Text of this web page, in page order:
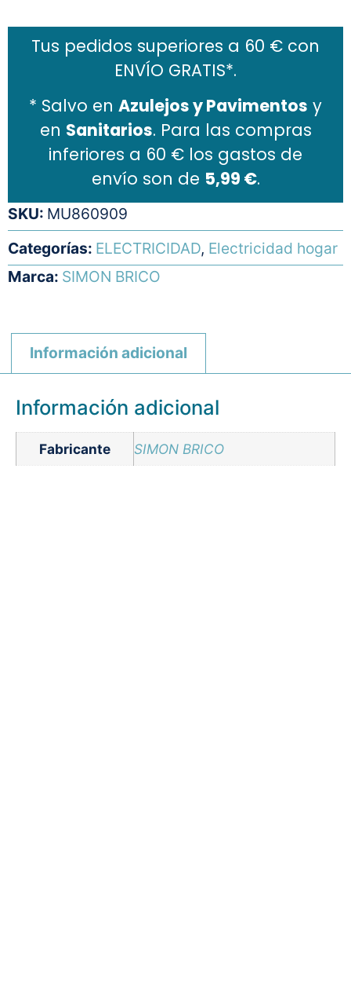
Tus pedidos superiores a 60 € con
ENVÍO GRATIS*.
* Salvo en Azulejos y Pavimentos y
en Sanitarios. Para las compras
inferiores a 60 € los gastos de
envío son de 5,99 €.
SKU: MU860909
Categorías: ELECTRICIDAD, Electricidad hogar
Marca: SIMON BRICO
Información adicional
Información adicional
Fabricante SIMON BRICO